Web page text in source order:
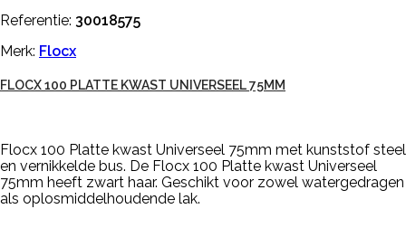
Referentie: 30018575
Merk: Flocx
FLOCX 100 PLATTE KWAST UNIVERSEEL 75MM
Flocx 100 Platte kwast Universeel 75mm met kunststof steel
en vernikkelde bus. De Flocx 100 Platte kwast Universeel
75mm heeft zwart haar. Geschikt voor zowel watergedragen
als oplosmiddelhoudende lak.